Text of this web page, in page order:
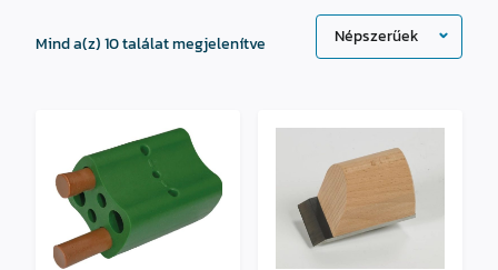
Mind a(z) 10 találat megjelenítve